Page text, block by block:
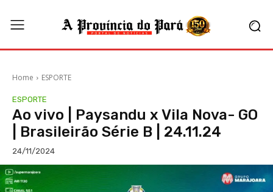
Home ESPORTE
ESPORTE
Ao vivo | Paysandu x Vila Nova- GO
| Brasileirão Série B | 24.11.24
24/11/2024